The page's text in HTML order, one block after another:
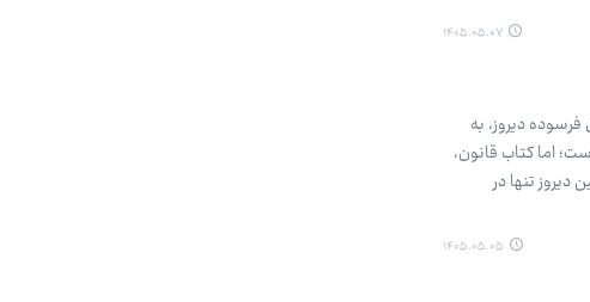
۱۴۰۵.۰۵.۰۷
دیروز، به
اما کتاب قانون،
تنها در
۱۴۰۵.۰۵.۰۵